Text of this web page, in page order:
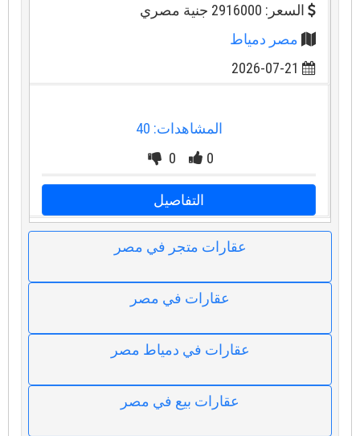
السعر: 2916000 جنية مصري
مصر دمياط
2026-07-21
المشاهدات: 40
0
0
التفاصيل
عقارات متجر في مصر
عقارات في مصر
عقارات في دمياط مصر
عقارات بيع في مصر